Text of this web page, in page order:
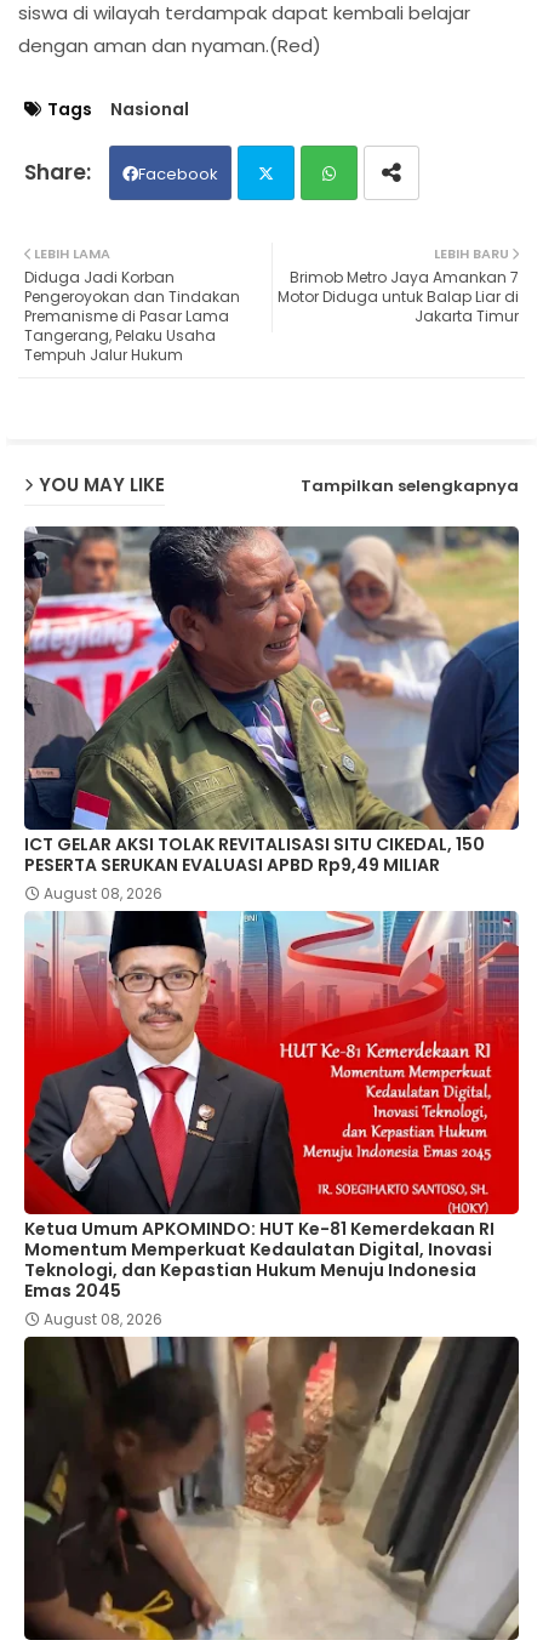
siswa di wilayah terdampak dapat kembali belajar
dengan aman dan nyaman.(Red)
Tags Nasional
Facebook
ats
LEBIH BARU
Brimob Metro Jaya Amankan 7
Motor Diduga untuk Balap Liar di
Jakarta Timur
LEBIH LAMA
Diduga Jadi Korban
Pengeroyokan dan Tindakan
Premanisme di Pasar Lama
Tangerang, Pelaku Usaha
Tempuh Jalur Hukum
YOU MAY LIKE Tampilkan selengkapnya
ICT GELAR AKSI TOLAK REVITALISASI SITU CIKEDAL, 150
PESERTA SERUKAN EVALUASI APBD Rp9,49 MILIAR
August 08, 2026
Ketua Umum APKOMINDO: HUT Ke-81 Kemerdekaan RI
Momentum Memperkuat Kedaulatan Digital, Inovasi
Teknologi, dan Kepastian Hukum Menuju Indonesia
Emas 2045
August 08, 2026